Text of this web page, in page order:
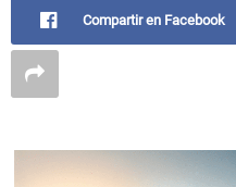
Compartir en Facebook